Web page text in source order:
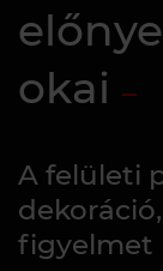
okai
A felületi
figyelmet